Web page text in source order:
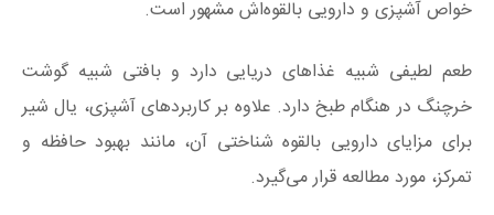
خواص آشپزی و دارویی بالقوه‌اش مشهور است.
طعم لطیفی شبیه غذاهای دریایی دارد و بافتی شبیه گوشت
خرچنگ در هنگام طبخ دارد. علاوه بر کاربردهای آشپزی، یال شیر
برای مزایای دارویی بالقوه شناختی آن، مانند بهبود حافظه و
تمرکز، مورد مطالعه قرار می‌گیرد.